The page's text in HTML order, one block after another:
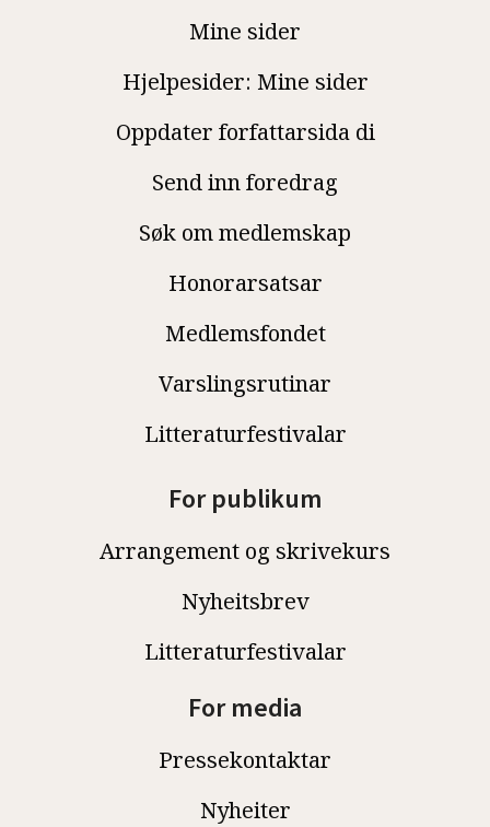
Mine sider
Hjelpesider: Mine sider
Oppdater forfattarsida di
Send inn foredrag
Søk om medlemskap
Honorarsatsar
Medlemsfondet
Varslingsrutinar
Litteraturfestivalar
For publikum
Arrangement og skrivekurs
Nyheitsbrev
Litteraturfestivalar
For media
Pressekontaktar
Nyheiter